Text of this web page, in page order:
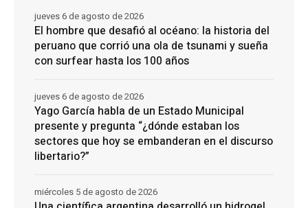
El hombre que desafió al océano: la historia del
peruano que corrió una ola de tsunami y sueña
con surfear hasta los 100 años
jueves 6 de agosto de 2026
Yago García habla de un Estado Municipal
presente y pregunta “¿dónde estaban los
sectores que hoy se embanderan en el discurso
libertario?”
jueves 6 de agosto de 2026
miércoles 5 de agosto de 2026